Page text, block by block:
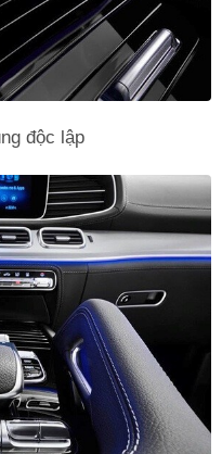
độc lập